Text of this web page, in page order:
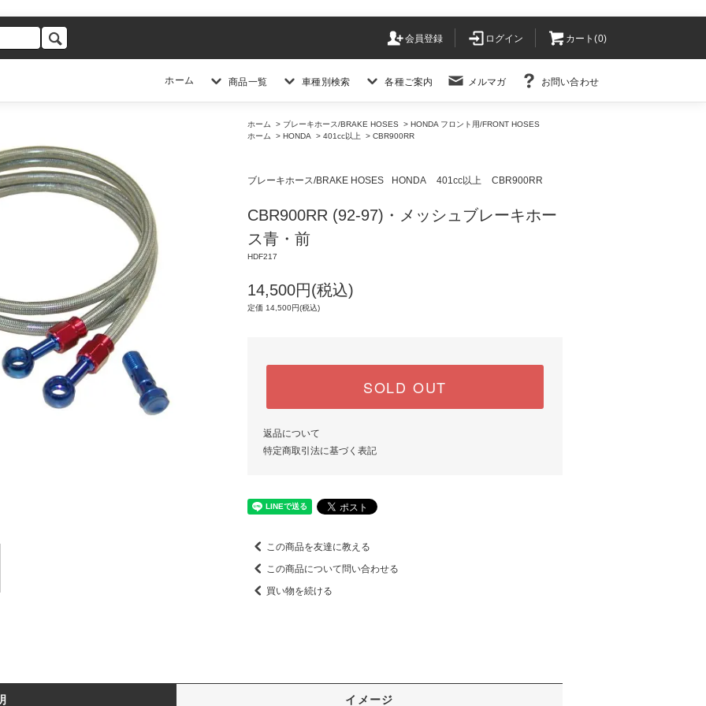
会員登録 ログイン カート(0)
ホーム 商品一覧 車種別検索 各種ご案内 メルマガ お問い合わせ
ホーム > ブレーキホース/BRAKE HOSES > HONDA フロント用/FRONT HOSES
ホーム
> HONDA > 401cc以上 > CBR900RR
ブレーキホース/BRAKE HOSES HONDA 401cc以上 CBR900RR
CBR900RR (92-97)・メッシュブレーキホー
ス青・前
HDF217
14,500円(税込)
定価 14,500円(税込)
SOLD OUT
返品について
特定商取引法に基づく表記
この商品を友達に教える
この商品について問い合わせる
買い物を続ける
イメージ